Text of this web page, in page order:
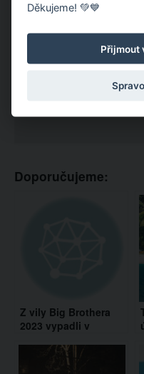
Doporučujeme:
Z vily Big Brothera
2023 vypadli v
tři soutěžící. Je to ale
podezřelé
Děkujeme! 💚💙
Přijmout